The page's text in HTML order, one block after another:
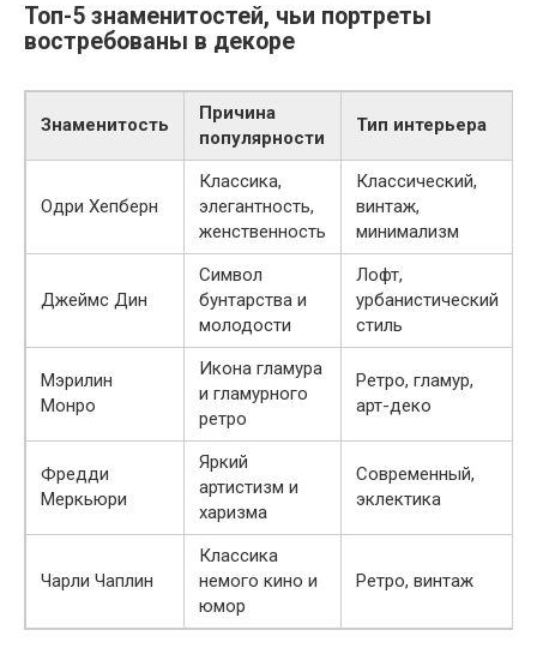
Топ-5 знаменитостей, чьи портреты
востребованы в декоре
Знаменитость
Причина
популярности
Тип интерьера
Одри Хепберн
Классика,
элегантность,
женственность
Классический,
винтаж,
минимализм
Джеймс Дин
Символ
бунтарства и
молодости
Лофт,
урбанистический
стиль
Мэрилин
Монро
Икона гламура
и гламурного
ретро
Ретро, гламур,
арт-деко
Фредди
Меркьюри
Яркий
артистизм и
харизма
Современный,
эклектика
Чарли Чаплин
Классика
немого кино и
юмор
Ретро, винтаж